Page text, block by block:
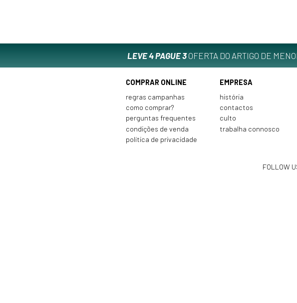
LEVE 4 PAGUE 3OFERTA DO ARTIGO DE
COMPRAR ONLINE
regras campanhas
como comprar?
perguntas frequentes
condições de venda
política de privacidade
EMPRESA
história
contactos
culto
trabalha connosco
FOLLOW